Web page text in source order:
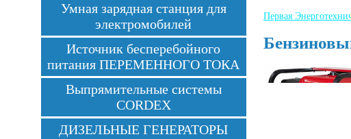
Первая
Умная зарядная станция для
электромобилей
Источник бесперебойного
питания ПЕРЕМЕННОГО ТОКА
Выпрямительные системы
CORDEX
ДИЗЕЛЬНЫЕ ГЕНЕРАТОРЫ